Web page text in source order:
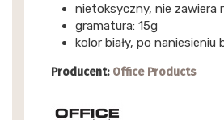
nietoksyczny, nie zawiera
gramatura: 15g
kolor biały, po naniesieniu
Producent: Office Products